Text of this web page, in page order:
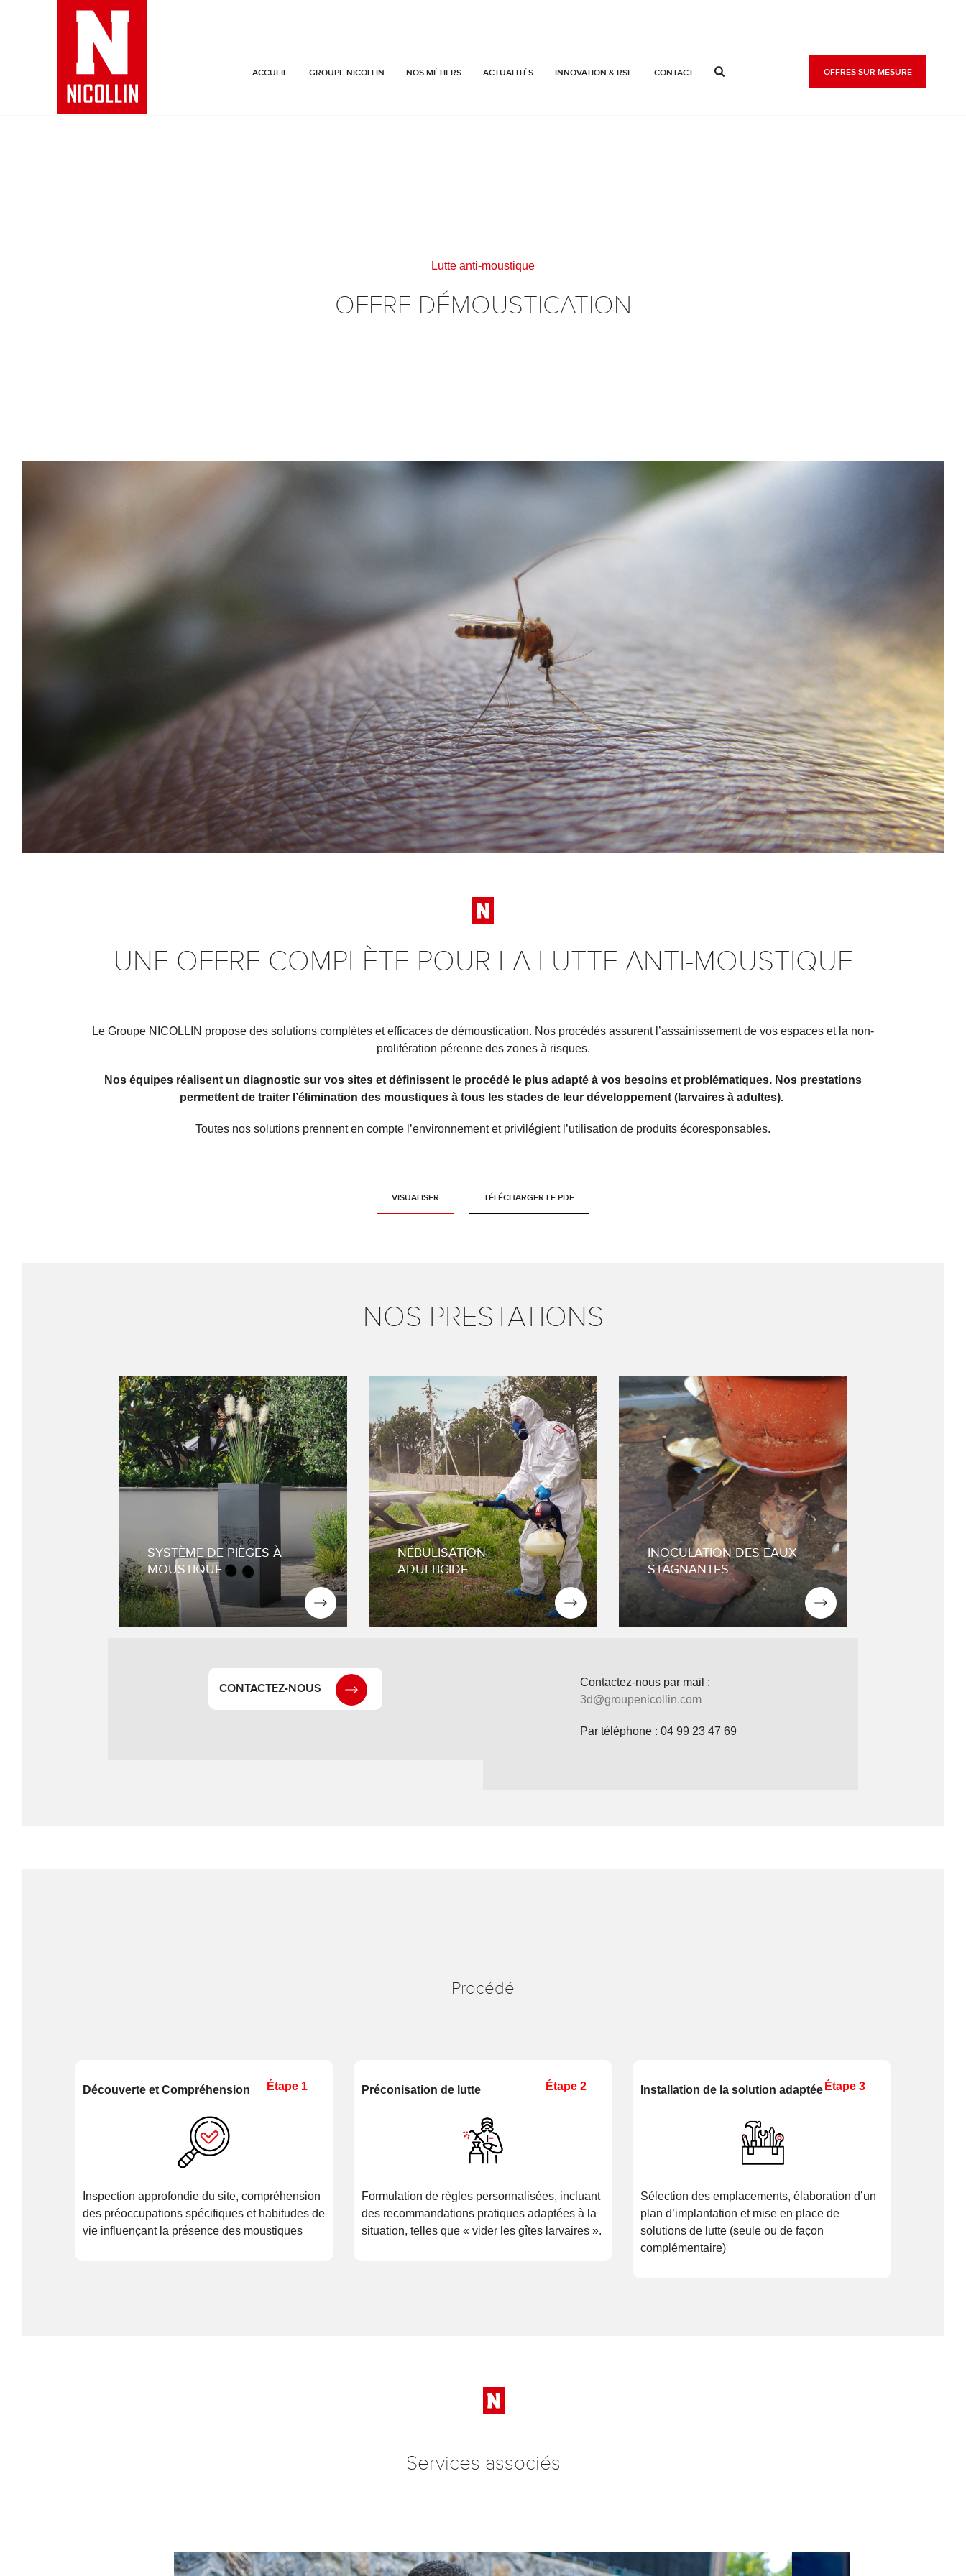
ACCUEIL GROUPE NICOLLIN NOS MÉTIERS ACTUALITÉS INNOVATION & RSE CONTACT OFFRES SUR MESURE
Lutte anti-moustique
OFFRE DÉMOUSTICATION
UNE OFFRE COMPLÈTE POUR LA LUTTE ANTI-MOUSTIQUE
Le Groupe NICOLLIN propose des solutions complètes et efficaces de démoustication. Nos procédés assurent l’assainissement de vos espaces et la non-
prolifération pérenne des zones à risques.
Nos équipes réalisent un diagnostic sur vos sites et définissent le procédé le plus adapté à vos besoins et problématiques. Nos prestations
permettent de traiter l’élimination des moustiques à tous les stades de leur développement (larvaires à adultes).
Toutes nos solutions prennent en compte l’environnement et privilégient l’utilisation de produits écoresponsables.
VISUALISER TÉLÉCHARGER LE PDF
NOS PRESTATIONS
SYSTÈME DE PIÈGES À
MOUSTIQUE
Analyse du site pour identifier
l’endroit stratégique
d’installation
Installation et mise en place du
piège
Désinstallation une fois la
saison terminée
NOUS CONTACTER
NÉBULISATION
ADULTICIDE
Analyse du site
Sécurisation de la zone à
traiter
Nébulisation de la molécule
traitante
NOUS CONTACTER
INOCULATION DES EAUX
STAGNANTES
Analyse sur site et
identification des gîtes
larvaires
Prise en compte et protection
de la faune et de la flore
aquatique
Intervention et dispersion de
bactéries (Bacillus
thuringiensis et sphaericus)
Contrôle et suivi de l’efficacité
de la prestation
NOUS CONTACTER
CONTACTEZ-NOUS
Contactez-nous par mail :
3d@groupenicollin.com
Par téléphone : 04 99 23 47 69
Procédé
Étape 1
Découverte et Compréhension
Inspection approfondie du site, compréhension
des préoccupations spécifiques et habitudes de
vie influençant la présence des moustiques
Étape 2
Préconisation de lutte
Formulation de règles personnalisées, incluant
des recommandations pratiques adaptées à la
situation, telles que « vider les gîtes larvaires ».
Étape 3
Installation de la solution adaptée
Sélection des emplacements, élaboration d’un
plan d’implantation et mise en place de
solutions de lutte (seule ou de façon
complémentaire)
Services associés